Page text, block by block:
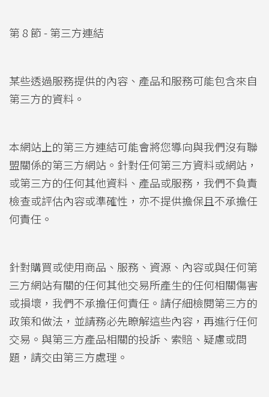
第 8 節 - 第三方連結
某些透過服務提供的內容、產品和服務可能包含來自
第三方的資料。
本網站上的第三方連結可能會將您導向與我們沒有聯
盟關係的第三方網站。針對任何第三方資料或網站，
或第三方的任何其他資料、產品或服務，我們不負責
檢查或評估內容或準確性，亦不提供擔保且不承擔任
何責任。
針對購買或使用商品、服務、資源、內容或與任何第
三方網站有關的任何其他交易所產生的任何相關傷害
或損壞，我們不承擔任何責任。請仔細檢閱第三方的
政策和做法，並請務必先瞭解這些內容，再進行任何
交易。與第三方產品相關的投訴、索賠、疑慮或問
題，請交由第三方處理。